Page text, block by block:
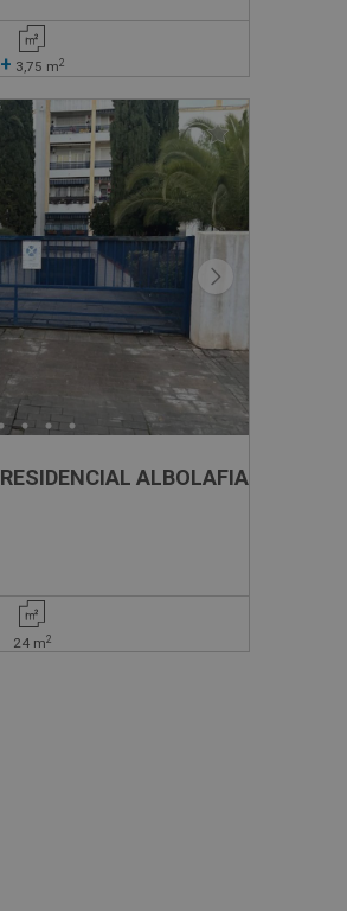
+ 3,75 m2
ALBOLAFIA, 24
24 m2